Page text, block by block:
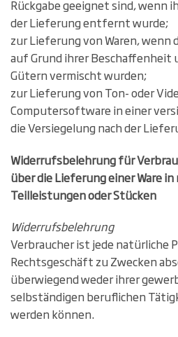
Rückgabe geeignet sind, wenn
der Lieferung entfernt wurde;
zur Lieferung von Waren, wenn
auf Grund ihrer Beschaffenheit
Gütern vermischt wurden;
zur Lieferung von Ton- oder
Computersoftware in einer
die Versiegelung nach der
Widerrufsbelehrung für
über die Lieferung einer Ware
Teilleistungen oder Stücken
Widerrufsbelehrung
Verbraucher ist jede natürliche
Rechtsgeschäft zu Zwecken
überwiegend weder ihrer
selbständigen beruflichen
werden können.